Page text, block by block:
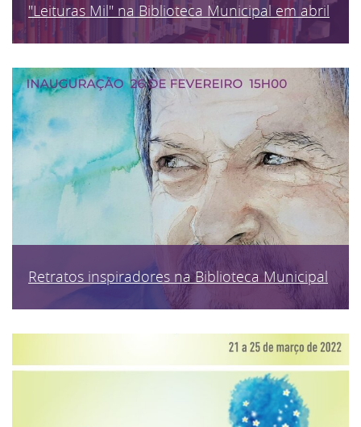
"Leituras Mil" na Biblioteca Municipal em abril
Retratos inspiradores na Biblioteca Municipal